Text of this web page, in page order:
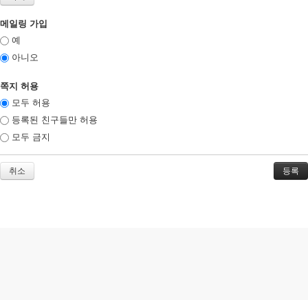
메일링 가입
예
아니오
쪽지 허용
모두 허용
등록된 친구들만 허용
모두 금지
취소